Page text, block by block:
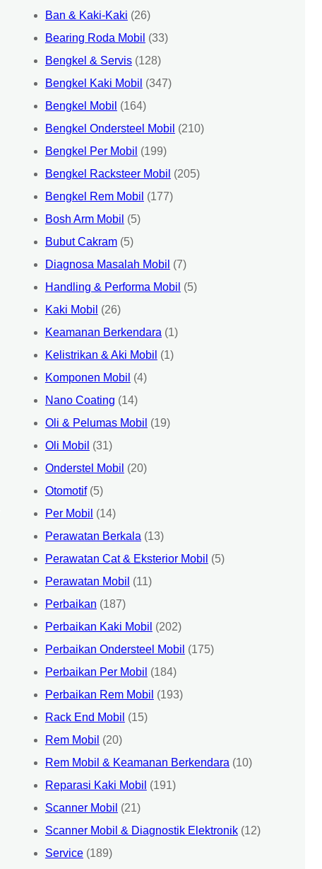
Ban & Kaki-Kaki (26)
Bearing Roda Mobil (33)
Bengkel & Servis(128)
Bengkel Kaki Mobil (347)
Bengkel Mobil (164)
Bengkel Ondersteel Mobil (210)
Bengkel Per Mobil (199)
Bengkel Racksteer Mobil (205)
Bengkel Rem Mobil (177)
Bosh Arm Mobil (5)
Bubut Cakram(5)
Diagnosa Masalah Mobil (7)
Handling & Performa Mobil (5)
Kaki Mobil (26)
Keamanan Berkendara (1)
Kelistrikan & Aki Mobil (1)
Komponen Mobil (4)
Nano Coating (14)
Oli & Pelumas Mobil (19)
Oli Mobil (31)
Onderstel Mobil (20)
Otomotif(5)
Per Mobil (14)
Perawatan Berkala (13)
Perawatan Cat & Eksterior Mobil (5)
Perawatan Mobil (11)
Perbaikan (187)
Perbaikan Kaki Mobil (202)
Perbaikan Ondersteel Mobil (175)
Perbaikan Per Mobil (184)
Perbaikan Rem Mobil (193)
Rack End Mobil (15)
Rem Mobil (20)
Rem Mobil & Keamanan Berkendara (10)
Reparasi Kaki Mobil (191)
Scanner Mobil (21)
Scanner Mobil & Diagnostik Elektronik(12)
Service(189)